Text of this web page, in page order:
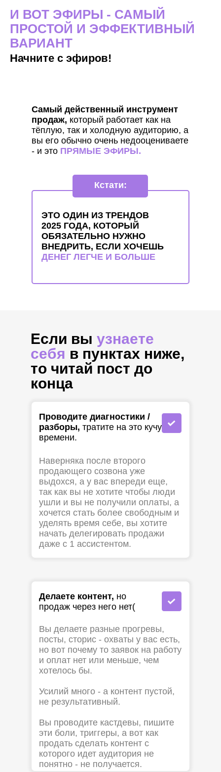
И ВОТ ЭФИРЫ - САМЫЙ
ПРОСТОЙ И ЭФФЕКТИВНЫЙ
ВАРИАНТ
Начните с эфиров!
Самый действенный инструмент
продаж, который работает как на
тёплую, так и холодную аудиторию, а
вы его обычно очень недооцениваете
- и это ПРЯМЫЕ ЭФИРЫ.
Кстати:
ЭТО ОДИН ИЗ ТРЕНДОВ
2025 ГОДА, КОТОРЫЙ
ОБЯЗАТЕЛЬНО НУЖНО
ВНЕДРИТЬ, ЕСЛИ ХОЧЕШЬ
ДЕНЕГ ЛЕГЧЕ И БОЛЬШЕ
Если вы узнаете
себя в пунктах ниже,
то читай пост до
конца
Проводите диагностики /
разборы, тратите на это кучу
времени.
Наверняка после второго
продающего созвона уже
выдохся, а у вас впереди еще,
так как вы не хотите чтобы люди
ушли и вы не получили оплаты, а
хочется стать более свободным и
уделять время себе, вы хотите
начать делегировать продажи
даже с 1 ассистентом.
Делаете контент, но
продаж через него нет(
Вы делаете разные прогревы,
посты, сторис - охваты у вас есть,
но вот почему то заявок на работу
и оплат нет или меньше, чем
хотелось бы.
Усилий много - а контент пустой,
не результативный.
Вы проводите кастдевы, пишите
эти боли, триггеры, а вот как
продать сделать контент с
которого идет аудитория не
понятно - не получается.